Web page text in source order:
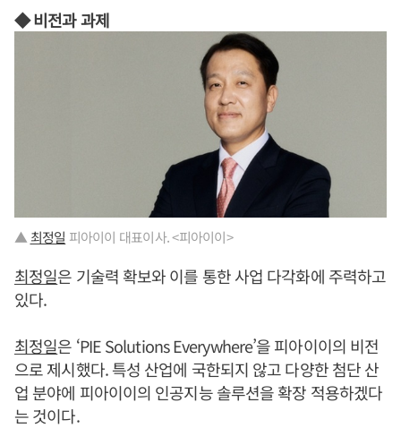
◆ 비전과 과제
▲ 최정일 피아이이 대표이사. <피아이이>
최정일은 기술력 확보와 이를 통한 사업 다각화에 주력하고
있다.
최정일은 ‘PIE Solutions Everywhere’을 피아이이의 비전
으로 제시했다. 특성 산업에 국한되지 않고 다양한 첨단 산
업 분야에 피아이이의 인공지능 솔루션을 확장 적용하겠다
는 것이다.